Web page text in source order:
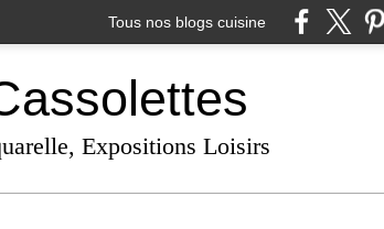
Tous nos blogs cuisine
Expositions Loisirs